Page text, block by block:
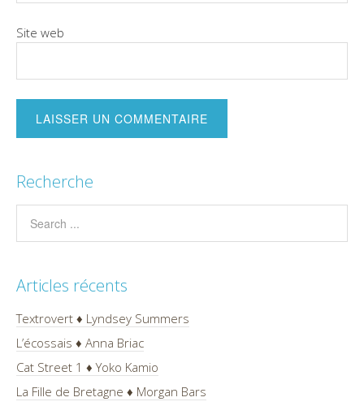
Site web
Recherche
Articles récents
Textrovert ♦ Lyndsey Summers
L’écossais ♦ Anna Briac
Cat Street 1 ♦ Yoko Kamio
La Fille de Bretagne ♦ Morgan Bars